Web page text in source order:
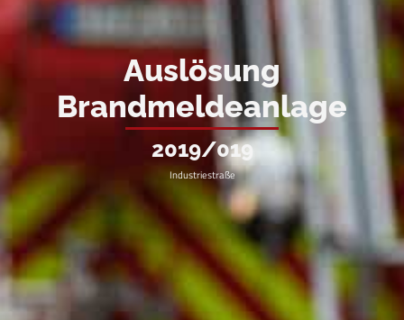
Auslösung
Brandmeldeanlage
2019/019
Industriestraße